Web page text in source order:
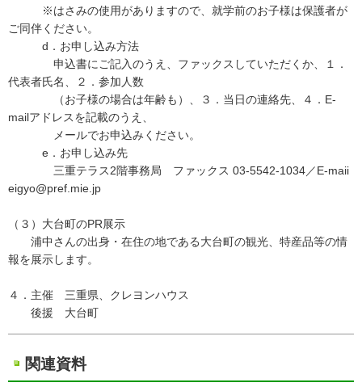
※はさみの使用がありますので、就学前のお子様は保護者が
ご同伴ください。
d．お申し込み方法
申込書にご記入のうえ、ファックスしていただくか、１．
代表者氏名、２．参加人数
（お子様の場合は年齢も）、３．当日の連絡先、４．E-
mailアドレスを記載のうえ、
メールでお申込みください。
e．お申し込み先
三重テラス2階事務局 ファックス 03‐5542‐1034／E-maii
eigyo@pref.mie.jp
（３）大台町のPR展示
浦中さんの出身・在住の地である大台町の観光、特産品等の情
報を展示します。
４．主催 三重県、クレヨンハウス
後援 大台町
関連資料